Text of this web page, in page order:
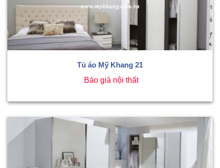
Tủ áo Mỹ Khang 21
Báo giá nội thất